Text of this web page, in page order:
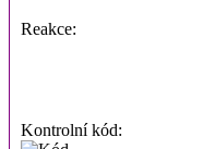
Reakce:
Kontrolní kód: